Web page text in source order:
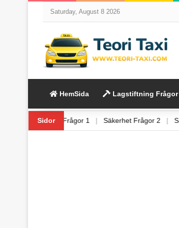
Saturday, August 8 2026
HemSida Lagstiftning Frågor
Sidor
Säkerhet Frågor 1 | Säkerhet Frågor 2 |